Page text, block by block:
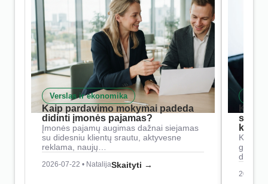
Verslas ir ekonomika
Kaip pardavimo mokymai padeda
didinti įmonės pajamas?
Įmonės pajamų augimas dažnai siejamas
su didesniu klientų srautu, aktyvesne
reklama, naujų…
2026-07-22 • NatalijaSkaityti →
Kaip
2026-